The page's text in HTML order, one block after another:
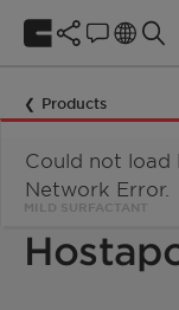
Products
MILD SURFACTANT
Could not load
Network Error.